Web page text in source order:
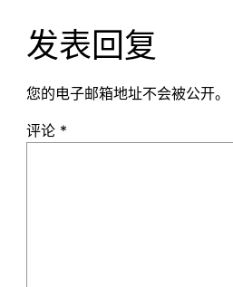
发表回复
您的电子邮箱地址不会被公开。
评论 *